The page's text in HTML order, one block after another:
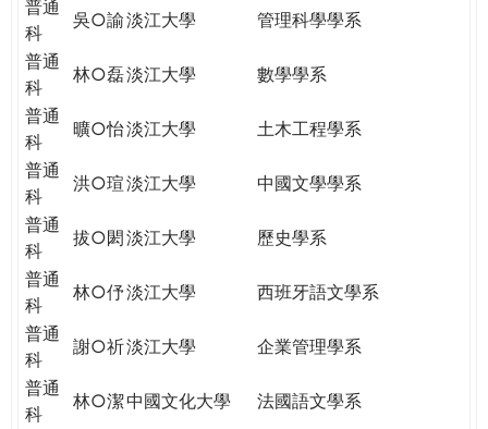
普通
科
吳○諭淡江大學
管理科學學系
普通
科
林○磊淡江大學
數學學系
普通
科
曠○怡淡江大學
土木工程學系
普通
科
洪○瑄淡江大學
中國文學學系
普通
科
拔○閎淡江大學
歷史學系
普通
科
林○伃淡江大學
西班牙語文學系
普通
科
謝○祈淡江大學
企業管理學系
普通
科
林○潔中國文化大學
法國語文學系